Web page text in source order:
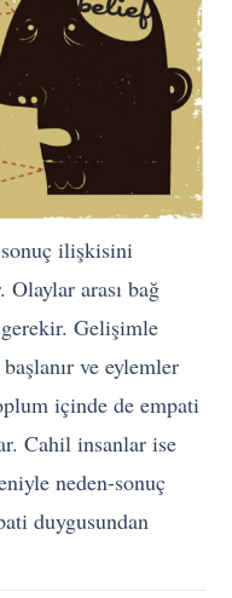
ilişkisini
arası bağ
Gelişimle
ve eylemler
içinde de empati
Cahil insanlar ise
neden-sonuç
duygusundan